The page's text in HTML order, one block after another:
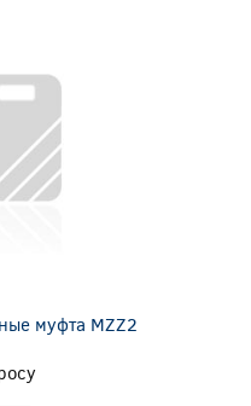
муфта MZZ2